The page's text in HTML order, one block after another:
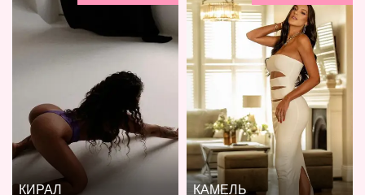
КИРАЛ КАМЕЛЬ